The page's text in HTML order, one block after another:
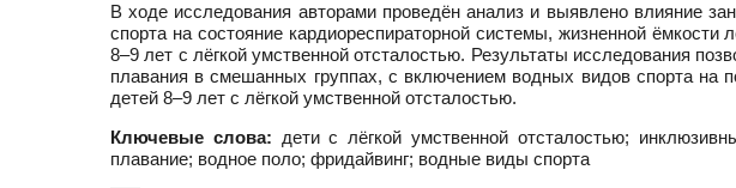
В ходе исследования авторами проведён анализ и выявлено влияние
спорта на состояние кардиореспираторной системы, жизненной ёмкости
8–9 лет с лёгкой умственной отсталостью. Результаты исследования
плавания в смешанных группах, с включением водных видов спорта на
детей 8–9 лет с лёгкой умственной отсталостью.
Ключевые слова: дети с лёгкой умственной отсталостью;
плавание; водное поло; фридайвинг; водные виды спорта